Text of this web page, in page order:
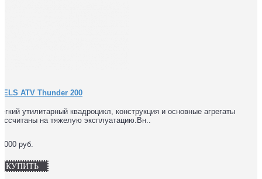
ATV Thunder 200
утилитарный квадроцикл, конструкция и основные агрегаты
на тяжелую эксплуатацию.Вн..
руб.
КУПИТЬ